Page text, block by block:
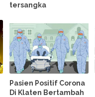
tersangka
Pasien Positif Corona
Di Klaten Bertambah